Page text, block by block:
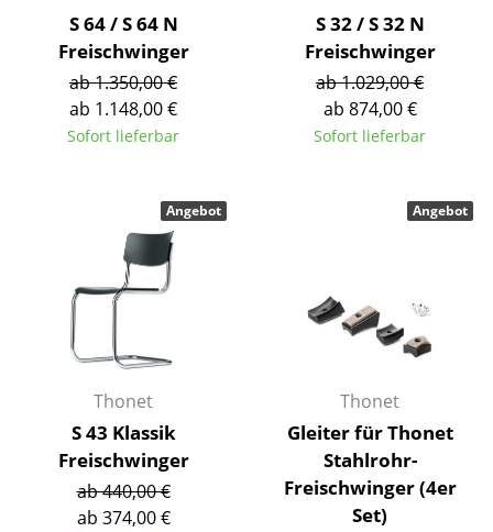
Kleinaufbewahrung
Einzelteile
... alle Aufbewahrungsmöbel
Hängeleuchten & Deckenleuchten
Tischleuchten
Schreibtischleuchten
Stehleuchten & Leseleuchten
Wandleuchten
Outdoor-Leuchten
Akkuleuchten
S 64 / S 64 N
Freischwinger
ab 1.350,00 €
ab 1.148,00 €
Sofort lieferbar
S 32 / S 32 N
Freischwinger
ab 1.029,00 €
ab 874,00 €
Sofort lieferbar
Thonet
S 43 Klassik
Freischwinger
ab 440,00 €
ab 374,00 €
Angebot
Thonet
Gleiter für Thonet
Stahlrohr-
Freischwinger (4er
Set)
Angebot